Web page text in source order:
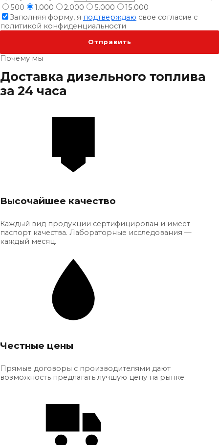
500
1.000 2.000 5.000
15.000
Заполняя форму, я подтверждаю свое согласие с
политикой конфиденциальности
Почему мы
Доставка дизельного топлива
за 24 часа
Высочайшее качество
Каждый вид продукции сертифицирован и имеет
паспорт качества. Лабораторные исследования —
каждый месяц.
Честные цены
Прямые договоры с производителями дают
возможность предлагать лучшую цену на рынке.